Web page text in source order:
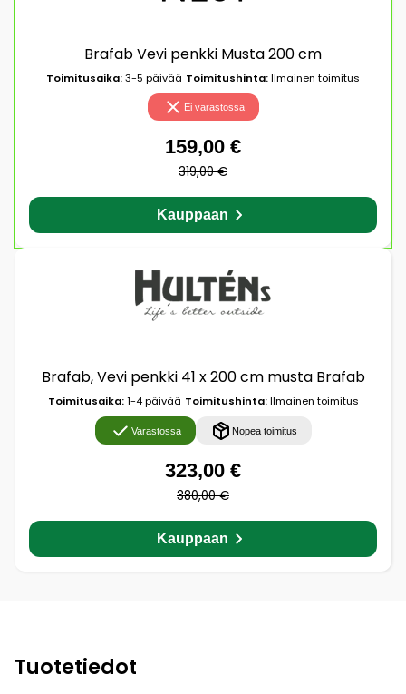
Brafab Vevi penkki Musta 200 cm
Toimitusaika:3-5 päivää Toimitushinta:Ilmainen toimitus
Ei varastossa
159,00 €
319,00 €
Kauppaan
Brafab, Vevi penkki 41 x 200 cm musta Brafab
Toimitusaika:1-4 päivää Toimitushinta:Ilmainen toimitus
Varastossa Nopea toimitus
323,00 €
380,00 €
Kauppaan
Tuotetiedot